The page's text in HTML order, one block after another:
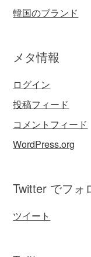
韓国のブランド
メタ情報
ログイン
投稿フィード
コメントフィード
WordPress.org
Twitter でフォ
ツイート